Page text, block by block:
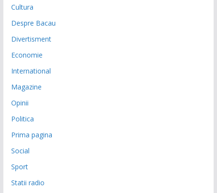
Cultura
Despre Bacau
Divertisment
Economie
International
Magazine
Opinii
Politica
Prima pagina
Social
Sport
Statii radio